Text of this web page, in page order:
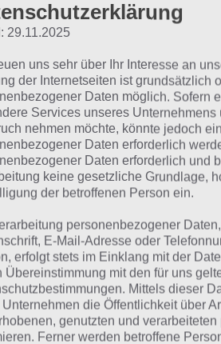
Bond
soll das?
Nachdem wir
mal gestartet
trauen und
Beginn ist
da ohne das
Schnell wird
etwas länger
Espionage
29.11.2025
uns sehr über Ihr Interesse an
der Internetseiten ist grundsätzlich
Daten möglich. Sofern
Services unseres
nehmen möchte, könnte jedoch
Daten erforderlich
Daten erforderlich und
keine gesetzliche Grundlage,
der betroffenen Person ein.
personenbezogener
E-Mail-Adresse oder
erfolgt stets im Einklang mit der
Übereinstimmung mit den für uns
Mittels dieser
Unternehmen die Öffentlichkeit über
genutzten und
Ferner werden betroffene